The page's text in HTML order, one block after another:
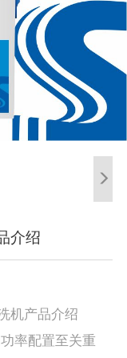
介绍
机产品介绍
率配置至关重